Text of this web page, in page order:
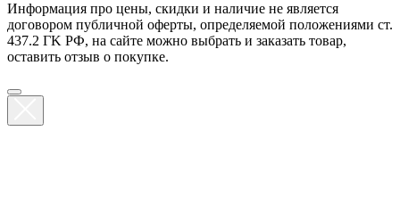
Информация про цены, скидки и наличие не является
договором публичной оферты, определяемой положениями ст.
437.2 ГK РФ, на сайте можно выбрать и заказать товар,
оставить отзыв о покупке.